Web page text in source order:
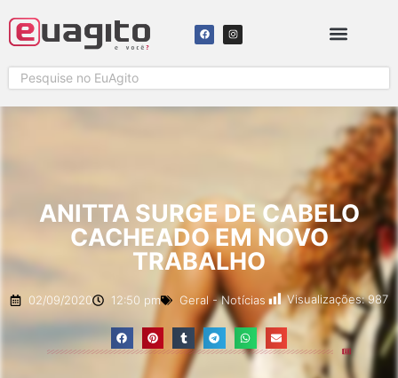
ANITTA SURGE DE CABELO
CACHEADO EM NOVO
TRABALHO
02/09/2020 12:50 pm Geral-Notícias Visualizações: 987